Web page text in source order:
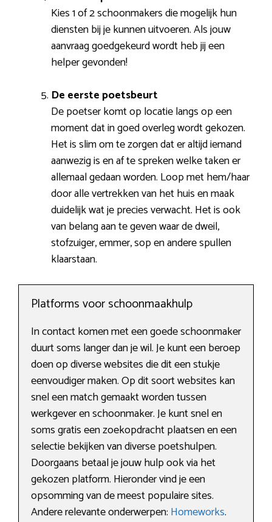
Kies 1 of 2 schoonmakers die mogelijk hun
diensten bij je kunnen uitvoeren. Als jouw
aanvraag goedgekeurd wordt heb jij een
helper gevonden!
De eerste poetsbeurt
De poetser komt op locatie langs op een
moment dat in goed overleg wordt gekozen.
Het is slim om te zorgen dat er altijd iemand
aanwezig is en af te spreken welke taken er
allemaal gedaan worden. Loop met hem/haar
door alle vertrekken van het huis en maak
duidelijk wat je precies verwacht. Het is ook
van belang aan te geven waar de dweil,
stofzuiger, emmer, sop en andere spullen
klaarstaan.
Platforms voor schoonmaakhulp
In contact komen met een goede schoonmaker
duurt soms langer dan je wil. Je kunt een beroep
doen op diverse websites die dit een stukje
eenvoudiger maken. Op dit soort websites kan
snel een match gemaakt worden tussen
werkgever en schoonmaker. Je kunt snel en
soms gratis een zoekopdracht plaatsen en een
selectie bekijken van diverse poetshulpen.
Doorgaans betaal je jouw hulp ook via het
gekozen platform. Hieronder vind je een
opsomming van de meest populaire sites.
Andere relevante onderwerpen: Homeworks.